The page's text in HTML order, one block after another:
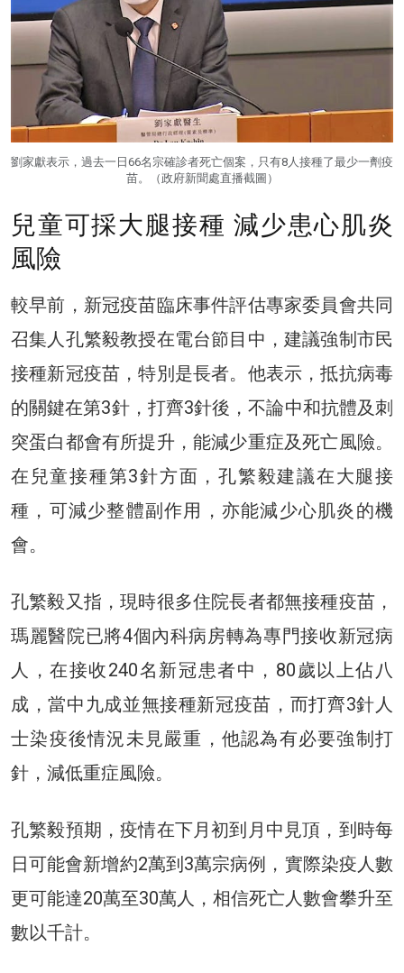
劉家獻表示，過去一日66名宗確診者死亡個案，只有8人接種了最少一劑疫
苗。（政府新聞處直播截圖）
兒童可採大腿接種 減少患心肌炎
風險
較早前，新冠疫苗臨床事件評估專家委員會共同
召集人孔繁毅教授在電台節目中，建議強制市民
接種新冠疫苗，特別是長者。他表示，抵抗病毒
的關鍵在第3針，打齊3針後，不論中和抗體及刺
突蛋白都會有所提升，能減少重症及死亡風險。
在兒童接種第3針方面，孔繁毅建議在大腿接
種，可減少整體副作用，亦能減少心肌炎的機
會。
孔繁毅又指，現時很多住院長者都無接種疫苗，
瑪麗醫院已將4個內科病房轉為專門接收新冠病
人，在接收240名新冠患者中，80歲以上佔八
成，當中九成並無接種新冠疫苗，而打齊3針人
士染疫後情況未見嚴重，他認為有必要強制打
針，減低重症風險。
孔繁毅預期，疫情在下月初到月中見頂，到時每
日可能會新增約2萬到3萬宗病例，實際染疫人數
更可能達20萬至30萬人，相信死亡人數會攀升至
數以千計。